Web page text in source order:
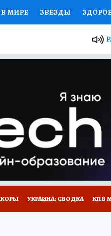
В МИРЕ ЗВЕЗДЫ
ПРОЕКТЫ
ЖЕНСКИЕ СЕКРЕТЫ
ГИД
УКРАИНА: СВОДКА КП В